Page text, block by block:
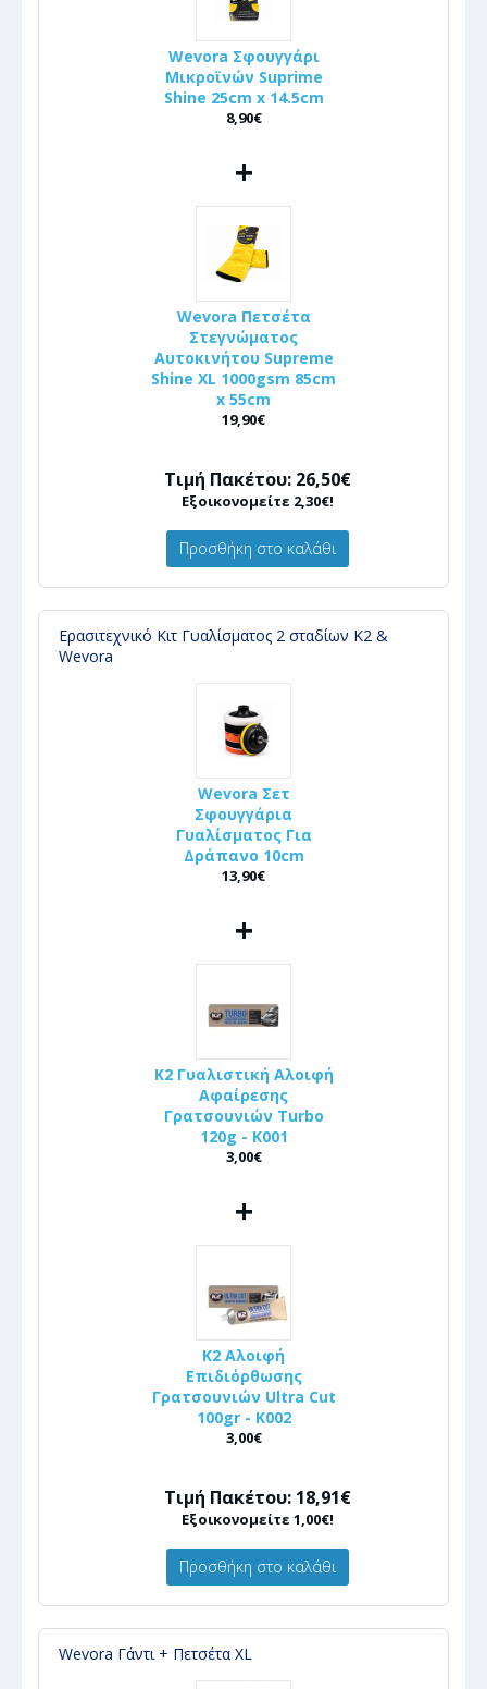
Wevora Σφουγγάρι
Μικροϊνών Suprime
Shine 25cm x 14.5cm
8,90€
+
Wevora Πετσέτα
Στεγνώματος
Αυτοκινήτου Supreme
Shine XL 1000gsm 85cm
x 55cm
19,90€
Τιμή Πακέτου: 26,50€
Εξοικονομείτε 2,30€!
Προσθήκη στο καλάθι
Ερασιτεχνικό Κιτ Γυαλίσματος 2 σταδίων K2 &
Wevora
Wevora Σετ
Σφουγγάρια
Γυαλίσματος Για
Δράπανο 10cm
13,90€
+
K2 Γυαλιστική Αλοιφή
Αφαίρεσης
Γρατσουνιών Turbo
120g - K001
3,00€
+
K2 Αλοιφή
Επιδιόρθωσης
Γρατσουνιών Ultra Cut
100gr - Κ002
3,00€
Τιμή Πακέτου: 18,91€
Εξοικονομείτε 1,00€!
Προσθήκη στο καλάθι
Wevora Γάντι + Πετσέτα XL